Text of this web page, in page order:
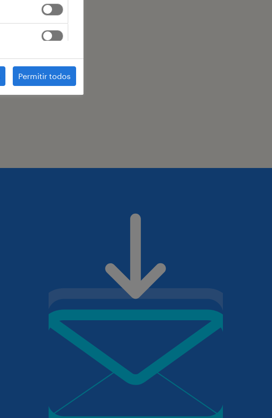
Permitir todos